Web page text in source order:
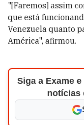
"[Faremos] assim
que está
Venezuela quanto
América", afirmou.
Siga a Exame
notícias